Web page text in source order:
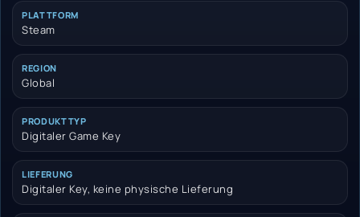
PLATTFORM
Steam
REGION
Global
PRODUKTTYP
Digitaler Game Key
LIEFERUNG
Digitaler Key, keine physische Lieferung